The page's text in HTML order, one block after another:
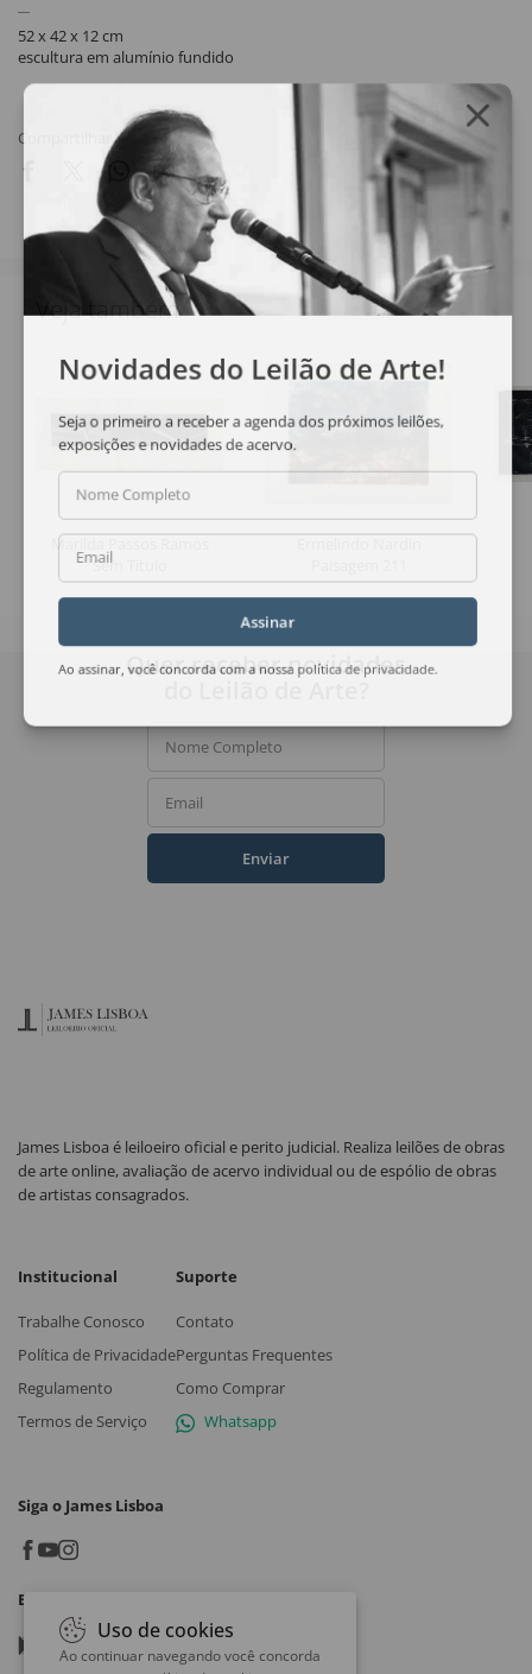
52 x 42 x 12 cm
escultura em alumínio fundido
Compartilhar
Veja também
Marilda Passos Ramos
Sem Título
Novidades do Leilão de Arte!
Seja o primeiro a receber a agenda dos próximos leilões,
exposições e novidades de acervo.
Nome Completo
Email
Assinar
Ao assinar, você concorda com a nossa política de privacidade
Quer receber novidades
Nome Completo
Email
Enviar
James Lisboa é leiloeiro oficial e perito judicial. Realiza leilões de obras
de arte online, avaliação de acervo individual ou de espólio de obras
de artistas consagrados.
Institucional
Trabalhe Conosco
Política de Privacidade
Regulamento
Termos de Serviço
Suporte
Contato
Perguntas Frequentes
Como Comprar
Whatsapp
Siga o James Lisboa
Baixe o App
Google play
Uso de cookies
Ao continuar navegando você concorda